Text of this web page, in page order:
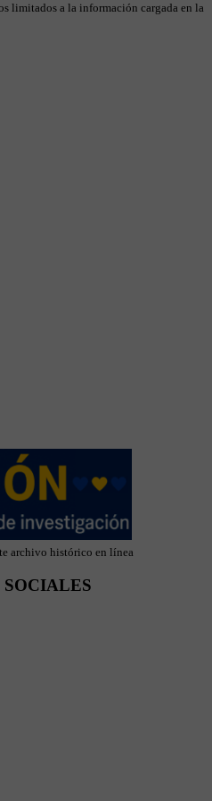
limitados a la información cargada en la
archivo histórico en línea
SOCIALES